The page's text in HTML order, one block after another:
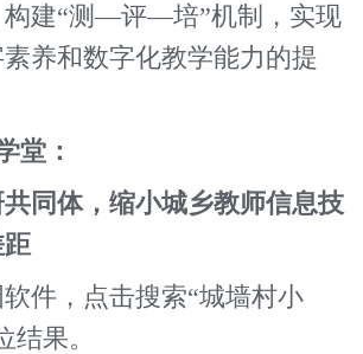
构建“测—评—培”机制，实现
养和数字化教学能力的提
堂：
同体，缩小城乡教师信息技
，点击搜索“城墙村小
结果。